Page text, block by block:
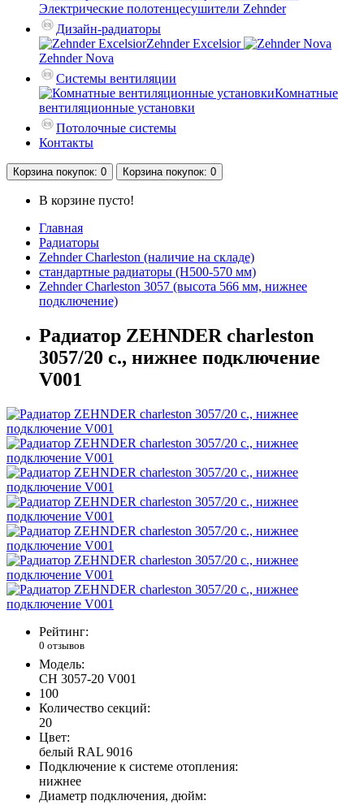
Электрические полотенцесушители Zehnder
Дизайн-радиаторы
Zehnder Excelsior
Zehnder Nova
Системы вентиляции
Комнатные
вентиляционные установки
Потолочные системы
Контакты
Корзинапокупок: 0 Корзинапокупок: 0
В корзине пусто!
Главная
Радиаторы
Zehnder Charleston (наличие на складе)
стандартные радиаторы (H500-570 мм)
Zehnder Charleston 3057 (высота 566 мм, нижнее
подключение)
Радиатор ZEHNDER charleston
3057/20 с., нижнее подключение
V001
Рейтинг:
0 отзывов
Модель:
CH 3057-20 V001
100
Количество секций:
20
Цвет:
белый RAL 9016
Подключение к системе отопления:
нижнее
Диаметр подключения, дюйм: